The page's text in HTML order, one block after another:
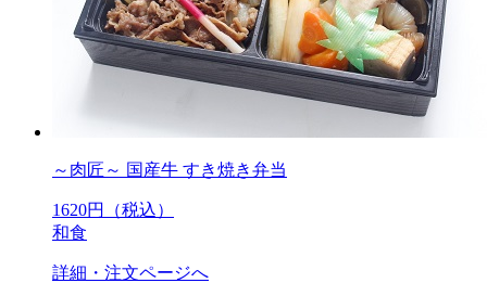
～肉匠～ 国産牛 すき焼き弁当
1620円（税込）
和食
詳細・注文ページへ